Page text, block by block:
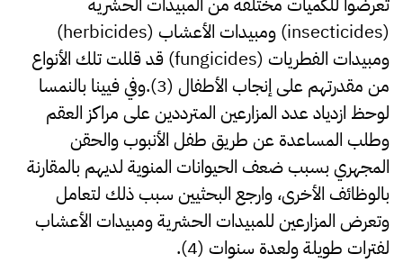
(insecticides) ومبيدات الأعشاب (herbicides)
ومبيدات الفطريات (fungicides) قد قللت تلك الأنواع
من مقدرتهم على إنجاب الأطفال (3).وفي فيينا بالنمسا
لوحظ ازدياد عدد المزارعين المترددين على مراكز العقم
وطلب المساعدة عن طريق طفل الأنبوب والحقن
المجهري بسبب ضعف الحيوانات المنوية لديهم بالمقارنة
بالوظائف الأخرى، وارجع البحثيين سبب ذلك لتعامل
وتعرض المزارعين للمبيدات الحشرية ومبيدات الأعشاب
لفترات طويلة ولعدة سنوات (4).